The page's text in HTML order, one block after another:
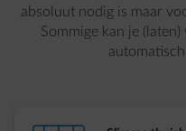
absoluut nodig is maar
Sommige kan je